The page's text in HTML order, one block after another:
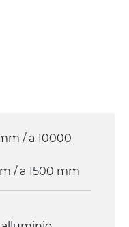
/ a 10000
/ a 1500 mm